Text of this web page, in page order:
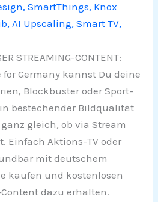
SmartThings, Knox
AI Upscaling, Smart TV,
STREAMING-CONTENT:
for Germany kannst Du deine
Blockbuster oder Sport-
bestechender Bildqualität
gleich, ob via Stream
Einfach Aktions-TV oder
mit deutschem
kaufen und kostenlosen
dazu erhalten.